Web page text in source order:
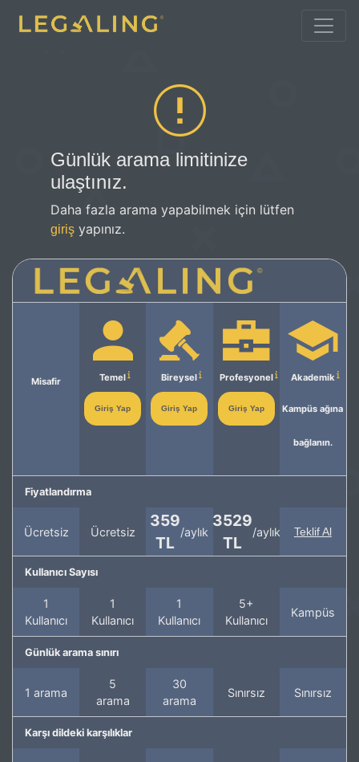
Günlük arama limitinize
ulaştınız.
Daha fazla arama yapabilmek için lütfen
giriş yapınız.
Misafir Temel
Giriş Yap
Bireysel
Giriş Yap
Profesyonel
Giriş Yap
Akademik
Kampüs ağına
bağlanın.
Fiyatlandırma
Ücretsiz Ücretsiz
359
TL
/aylık
3529
TL
/aylık Teklif Al
Kullanıcı Sayısı
1
Kullanıcı
1
Kullanıcı
1
Kullanıcı
5+
Kullanıcı
Kampüs
Günlük arama sınırı
1 arama
5
arama
30
arama
Sınırsız Sınırsız
Karşı dildeki karşılıklar